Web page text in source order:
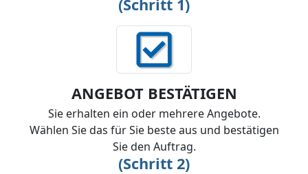
(Schritt 1)
ANGEBOT BESTÄTIGEN
Sie erhalten ein oder mehrere Angebote.
Wählen Sie das für Sie beste aus und bestätigen
Sie den Auftrag.
(Schritt 2)